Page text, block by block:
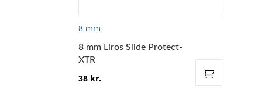
8 mm
8 mm Liros Slide Protect-
XTR
38 kr.